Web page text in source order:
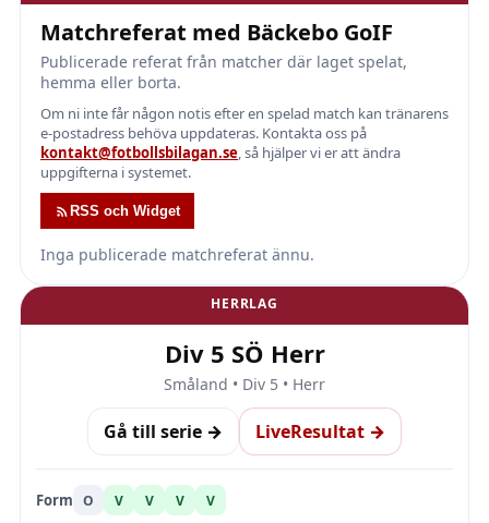
Matchreferat med Bäckebo GoIF
Publicerade referat från matcher där laget spelat,
hemma eller borta.
Om ni inte får någon notis efter en spelad match kan tränarens
e-postadress behöva uppdateras. Kontakta oss på
kontakt@fotbollsbilagan.se, så hjälper vi er att ändra
uppgifterna i systemet.
RSS och Widget
Inga publicerade matchreferat ännu.
HERRLAG
Div 5 SÖ Herr
Småland • Div 5 • Herr
Gå till serie → LiveResultat →
Form O V V V V